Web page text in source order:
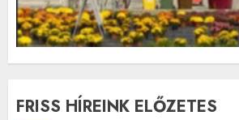
FRISS HÍREINK ELŐZETES